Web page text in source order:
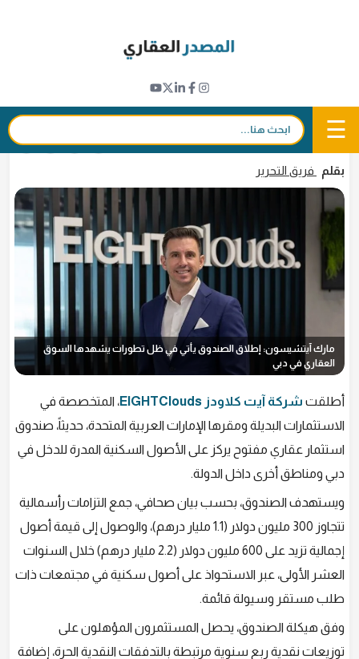
☰ بحث:
صندوق استثماري يعتزم الاستحواذ على أصول
عقارية في الإمارات بقيمة 600 مليون دولار
18 فبراير 2026 - 11:47 f
𝕏
in
بقلم فريق التحرير
مارك آيتشيسون: إطلاق الصندوق يأتي في ظل تطورات يشهدها السوق
العقاري في دبي
أطلقت شركة آيت كلاودز EIGHTClouds
، المتخصصة في
الاستثمارات البديلة ومقرها الإمارات العربية المتحدة، حديثاً، صندوق
استثمار عقاري مفتوح يركز على الأصول السكنية المدرة للدخل في
دبي ومناطق أخرى داخل الدولة.
ويستهدف الصندوق، بحسب بيان صحافي، جمع التزامات رأسمالية
تتجاوز 300 مليون دولار (1.1 مليار درهم)، والوصول إلى قيمة أصول
إجمالية تزيد على 600 مليون دولار (2.2 مليار درهم) خلال السنوات
العشر الأولى، عبر الاستحواذ على أصول سكنية في مجتمعات ذات
طلب مستقر وسيولة قائمة.
وفق هيكلة الصندوق، يحصل المستثمرون المؤهلون على
توزيعات نقدية ربع سنوية مرتبطة بالتدفقات النقدية الحرة، إضافة